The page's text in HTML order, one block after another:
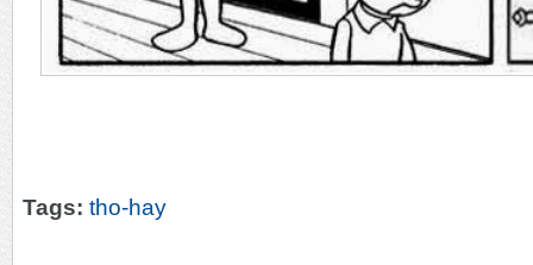
Tags: tho-hay